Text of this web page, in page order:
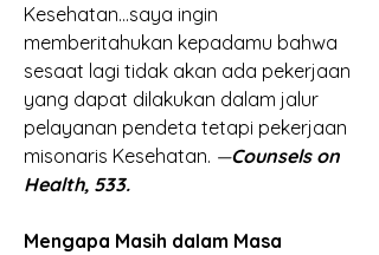
Kesehatan…saya ingin
memberitahukan kepadamu bahwa
sesaat lagi tidak akan ada pekerjaan
yang dapat dilakukan dalam jalur
pelayanan pendeta tetapi pekerjaan
misonaris Kesehatan. —Counsels on
Health, 533.
Mengapa Masih dalam Masa